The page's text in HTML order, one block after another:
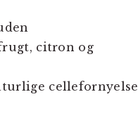
citron og
cellefornyelse